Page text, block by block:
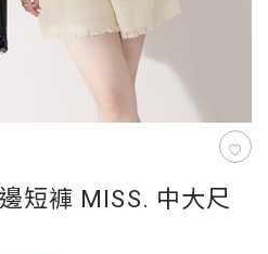
短褲 MISS. 中大尺